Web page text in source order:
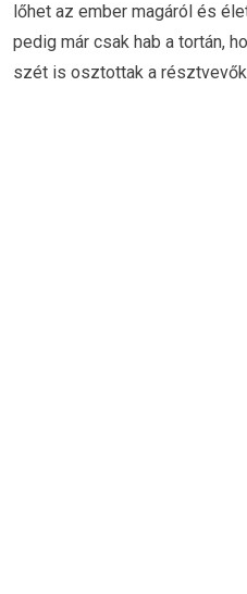
lőhet az ember magáról és
pedig már csak hab a tortán,
szét is osztottak a